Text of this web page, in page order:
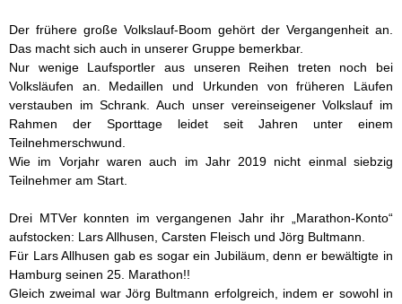
Der frühere große Volkslauf-Boom gehört der Vergangenheit an.
Das macht sich auch in unserer Gruppe bemerkbar.
Nur wenige Laufsportler aus unseren Reihen treten noch bei
Volksläufen an. Medaillen und Urkunden von früheren Läufen
verstauben im Schrank. Auch unser vereinseigener Volkslauf im
Rahmen der Sporttage leidet seit Jahren unter einem
Teilnehmerschwund.
Wie im Vorjahr waren auch im Jahr 2019 nicht einmal siebzig
Teilnehmer am Start.
Drei MTVer konnten im vergangenen Jahr ihr „Marathon-Konto“
aufstocken: Lars Allhusen, Carsten Fleisch und Jörg Bultmann.
Für Lars Allhusen gab es sogar ein Jubiläum, denn er bewältigte in
Hamburg seinen 25. Marathon!!
Gleich zweimal war Jörg Bultmann erfolgreich, indem er sowohl in